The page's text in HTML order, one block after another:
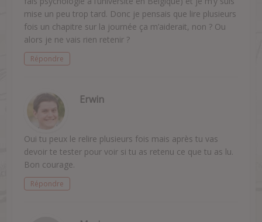
mise un peu trop tard. Donc je pensais que lire plusieurs
fois un chapitre sur la journée ça m’aiderait, non ? Ou
alors je ne vais rien retenir ?
Répondre
Erwin
Oui tu peux le relire plusieurs fois mais après tu vas
devoir te tester pour voir si tu as retenu ce que tu as lu.
Bon courage.
Répondre